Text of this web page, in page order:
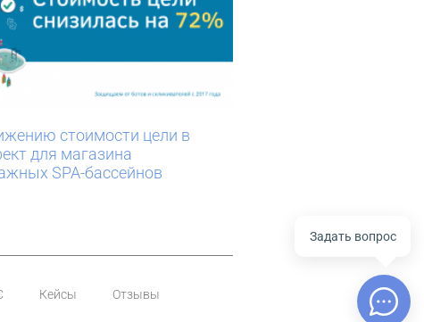
стоимости цели в
для магазина
SPA-бассейнов
Кейсы Отзывы
Задать вопрос